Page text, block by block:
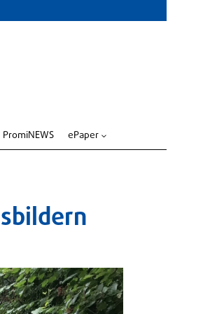
PromiNEWS ePaper 3